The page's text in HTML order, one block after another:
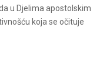
u Djelima apostolskim
koja se očituje